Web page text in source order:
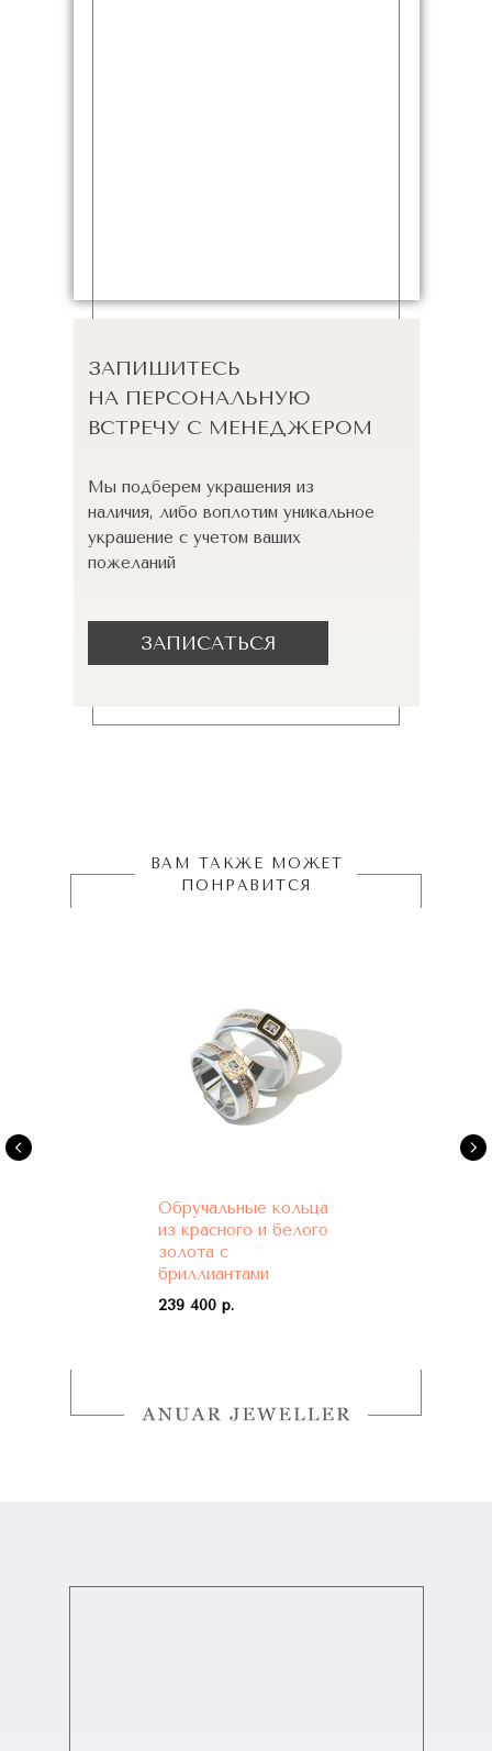
ЗАПИШИТЕСЬ
НА ПЕРСОНАЛЬНУЮ
ВСТРЕЧУ С МЕНЕДЖЕРОМ
Мы подберем украшения из
наличия, либо воплотим уникальное
украшение с учетом ваших
пожеланий
ЗАПИСАТЬСЯ
ВАМ ТАКЖЕ МОЖЕТ
ПОНРАВИТСЯ
Обручальные кольца
из красного и белого
золота с
бриллиантами
239 400 р.